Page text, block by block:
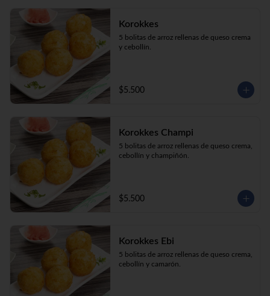
Korokkes
5 bolitas de arroz rellenas de queso crema
y cebollín.
$5.500
Korokkes Champi
5 bolitas de arroz rellenas de queso crema,
cebollín y champiñón.
$5.500
Korokkes Ebi
5 bolitas de arroz rellenas de queso crema,
cebollín y camarón.